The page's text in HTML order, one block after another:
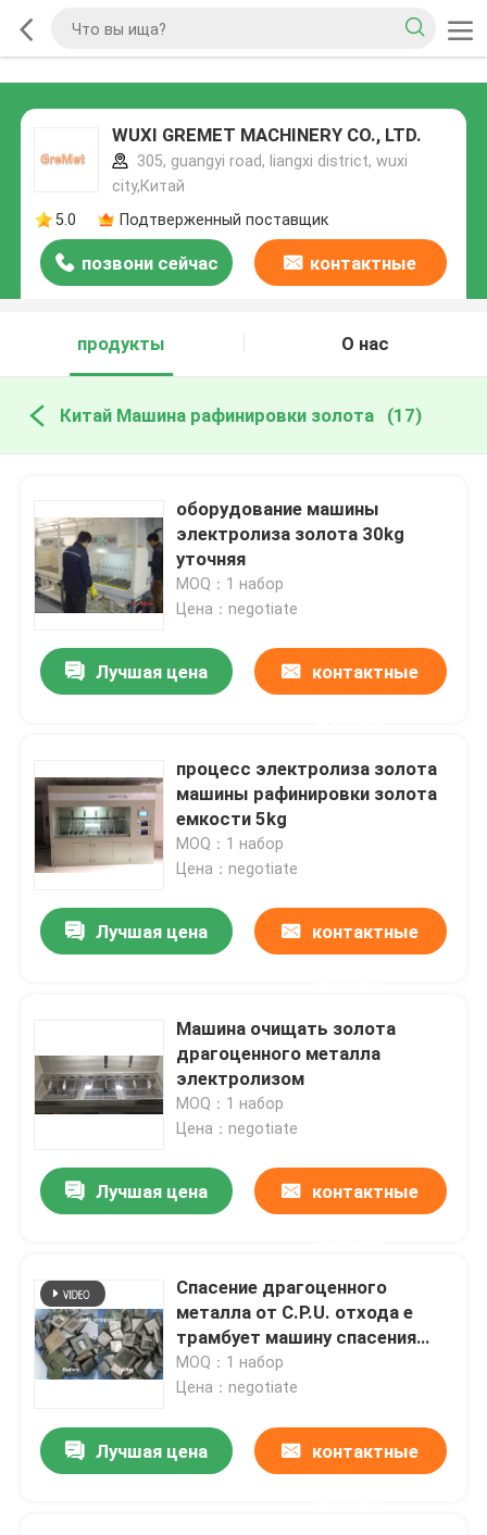
WUXI GREMET MACHINERY CO., LTD.
305, guangyi road, liangxi district, wuxi
city,Китай
5.0
Подтверженный поставщик
позвони сейчас контактные
продукты
О нас
Китай Машина рафинировки золота (17)
оборудование машины
электролиза золота 30kg
уточняя
MOQ：1 набор
Цена：negotiate
Лучшая цена контактные
процесс электролиза золота
машины рафинировки золота
емкости 5kg
MOQ：1 набор
Цена：negotiate
Лучшая цена контактные
Машина очищать золота
драгоценного металла
электролизом
MOQ：1 набор
Цена：negotiate
Лучшая цена контактные
Спасение драгоценного
металла от C.P.U. отхода e
трамбует машину спасения
золота
MOQ：1 набор
Цена：negotiate
Лучшая цена контактные